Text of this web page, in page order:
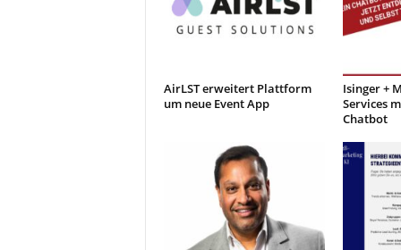
AirLST erweitert Plattform
um neue Event App
Isinger +
Services
Chatbot